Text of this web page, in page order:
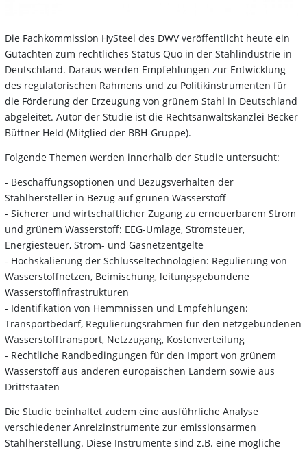
Die Fachkommission HySteel des DWV veröffentlicht heute ein
Gutachten zum rechtliches Status Quo in der Stahlindustrie in
Deutschland. Daraus werden Empfehlungen zur Entwicklung
des regulatorischen Rahmens und zu Politikinstrumenten für
die Förderung der Erzeugung von grünem Stahl in Deutschland
abgeleitet. Autor der Studie ist die Rechtsanwaltskanzlei Becker
Büttner Held (Mitglied der BBH-Gruppe).
Folgende Themen werden innerhalb der Studie untersucht:
- Beschaffungsoptionen und Bezugsverhalten der
Stahlhersteller in Bezug auf grünen Wasserstoff
- Sicherer und wirtschaftlicher Zugang zu erneuerbarem Strom
und grünem Wasserstoff: EEG-Umlage, Stromsteuer,
Energiesteuer, Strom- und Gasnetzentgelte
- Hochskalierung der Schlüsseltechnologien: Regulierung von
Wasserstoffnetzen, Beimischung, leitungsgebundene
Wasserstoffinfrastrukturen
- Identifikation von Hemmnissen und Empfehlungen:
Transportbedarf, Regulierungsrahmen für den netzgebundenen
Wasserstofftransport, Netzzugang, Kostenverteilung
- Rechtliche Randbedingungen für den Import von grünem
Wasserstoff aus anderen europäischen Ländern sowie aus
Drittstaaten
Die Studie beinhaltet zudem eine ausführliche Analyse
verschiedener Anreizinstrumente zur emissionsarmen
Stahlherstellung. Diese Instrumente sind z.B. eine mögliche